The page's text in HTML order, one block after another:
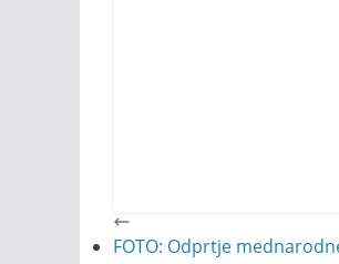
FOTO: Odprtje